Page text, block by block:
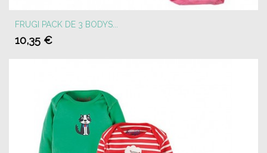
FRUGI PACK DE 3 BODYS...
10,35 €